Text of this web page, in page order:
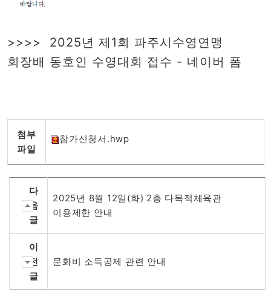
>>>> 2025년 제1회 파주시수영연맹
회장배 동호인 수영대회 접수 - 네이버 폼
첨부
파일
참가신청서.hwp
다
음
글
2025년 8월 12일(화) 2층 다목적체육관
이용제한 안내
이
전
글
문화비 소득공제 관련 안내